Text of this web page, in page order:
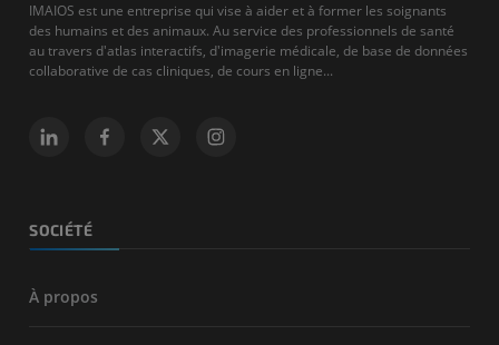
IMAIOS est une entreprise qui vise à aider et à former les soignants
des humains et des animaux. Au service des professionnels de santé
au travers d'atlas interactifs, d'imagerie médicale, de base de données
collaborative de cas cliniques, de cours en ligne...
SOCIÉTÉ
À propos